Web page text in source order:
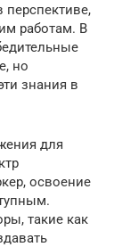
перспективе,
работам. В
но
знания в
для
освоение
такие как